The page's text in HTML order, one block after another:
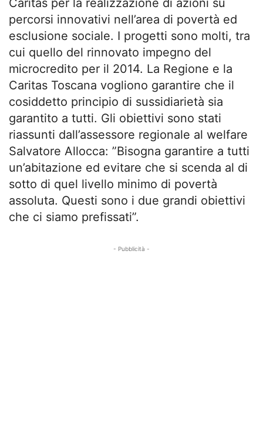
Caritas per la realizzazione di azioni su
percorsi innovativi nell’area di povertà ed
esclusione sociale. I progetti sono molti, tra
cui quello del rinnovato impegno del
microcredito per il 2014. La Regione e la
Caritas Toscana vogliono garantire che il
cosiddetto principio di sussidiarietà sia
garantito a tutti. Gli obiettivi sono stati
riassunti dall’assessore regionale al welfare
Salvatore Allocca: ”Bisogna garantire a tutti
un’abitazione ed evitare che si scenda al di
sotto di quel livello minimo di povertà
assoluta. Questi sono i due grandi obiettivi
che ci siamo prefissati”.
- Pubblicità -